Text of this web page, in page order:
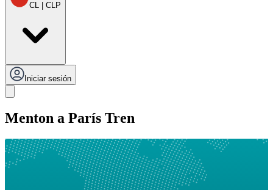
CL | CLP
Iniciar sesión
Menton a París Tren